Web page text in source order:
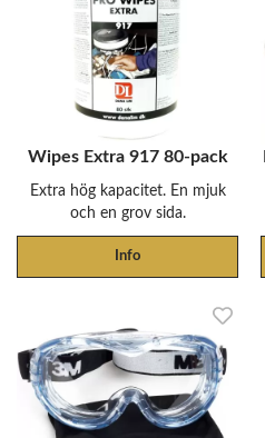
Wipes Extra 917 80-pack
Extra hög kapacitet. En mjuk
och en grov sida.
Info